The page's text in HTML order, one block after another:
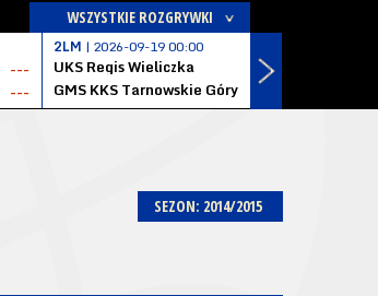
WSZYSTKIE ROZGRYWKI
---
---
2LM | 2026-09-19 00:00
UKS Regis Wieliczka
---
GMS KKS Tarnowskie Góry
SEZON: 2014/2015